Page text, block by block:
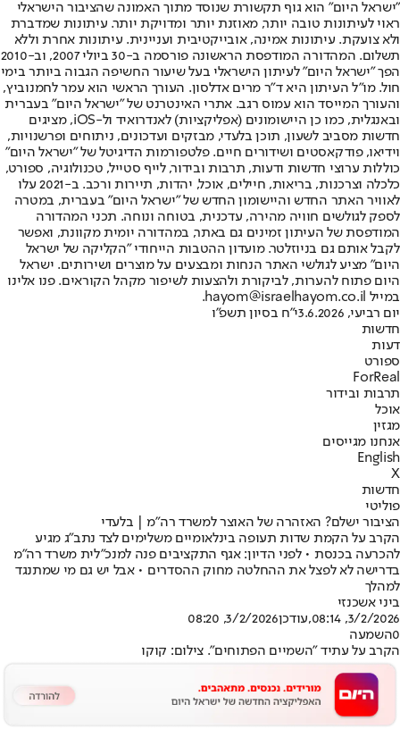
"ישראל היום" הוא גוף תקשורת שנוסד מתוך האמונה שהציבור הישראלי
ראוי לעיתונות טובה יותר, מאוזנת יותר ומדויקת יותר. עיתונות שמדברת
ולא צועקת. עיתונות אמינה, אובייקטיבית ועניינית. עיתונות אחרת וללא
תשלום. המהדורה המודפסת הראשונה פורסמה ב-30 ביולי 2007, וב-2010
הפך "ישראל היום" לעיתון הישראלי בעל שיעור החשיפה הגבוה ביותר בימי
חול. מו"ל העיתון היא ד"ר מרים אדלסון. העורך הראשי הוא עמר לחמנוביץ,
והעורך המייסד הוא עמוס רגב. אתרי האינטרנט של "ישראל היום" בעברית
ובאנגלית, כמו כן היישומונים (אפליקציות) לאנדרואיד ול-iOS, מציגים
חדשות מסביב לשעון, תוכן בלעדי, מבזקים ועדכונים, ניתוחים ופרשנויות,
וידיאו, פודקאסטים ושידורים חיים. פלטפורמות הדיגיטל של "ישראל היום"
כוללות ערוצי חדשות ודעות, תרבות ובידור, לייף סטייל, טכנולוגיה, ספורט,
כלכלה וצרכנות, בריאות, חיילים, אוכל, יהדות, תיירות ורכב. ב-2021 עלו
לאוויר האתר החדש והיישומון החדש של "ישראל היום" בעברית, במטרה
לספק לגולשים חוויה מהירה, עדכנית, בטוחה ונוחה. תכני המהדורה
המודפסת של העיתון זמינים גם באתר, במהדורה יומית מקוונת, ואפשר
לקבל אותם גם בניוזלטר. מועדון ההטבות הייחודי "הקליקה של ישראל
היום" מציע לגולשי האתר הנחות ומבצעים על מוצרים ושירותים. ישראל
היום פתוח להערות, לביקורת ולהצעות לשיפור מקהל הקוראים. פנו אלינו
במייל hayom@israelhayom.co.il.
יום רביעי, 3.6.2026
י"ח בסיון תשפ"ו
חדשות
דעות
ספורט
ForReal
תרבות ובידור
אוכל
מגזין
אנחנו מגייסים
English
X
חדשות
פוליטי
הציבור ישלם? האזהרה של האוצר למשרד רה"מ | בלעדי
הקרב על הקמת שדות תעופה בינלאומיים משלימים לצד נתב"ג מגיע
להכרעה בכנסת • לפני הדיון: אגף התקציבים פנה למנכ"לית משרד רה"מ
בדרישה לא לפצל את ההחלטה מחוק ההסדרים • אבל יש גם מי שמתנגד
למהלך
ביני אשכנזי
3/2/2026, 08:14
,עודכן3/2/2026, 08:20
0השמעה
הקרב על עתיד "השמיים הפתוחים". צילום: קוקו